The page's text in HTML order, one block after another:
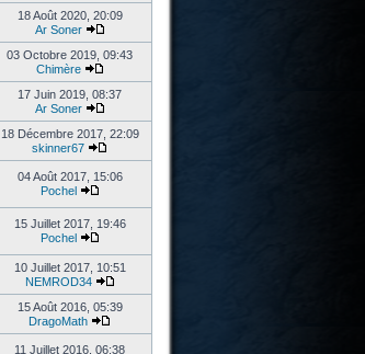
18 Août 2020, 20:09
Ar Soner
03 Octobre 2019, 09:43
Chimère
17 Juin 2019, 08:37
Ar Soner
18 Décembre 2017, 22:09
skinner67
04 Août 2017, 15:06
Pochel
15 Juillet 2017, 19:46
Pochel
10 Juillet 2017, 10:51
NEMROD34
15 Août 2016, 05:39
DragoMath
11 Juillet 2016, 06:38